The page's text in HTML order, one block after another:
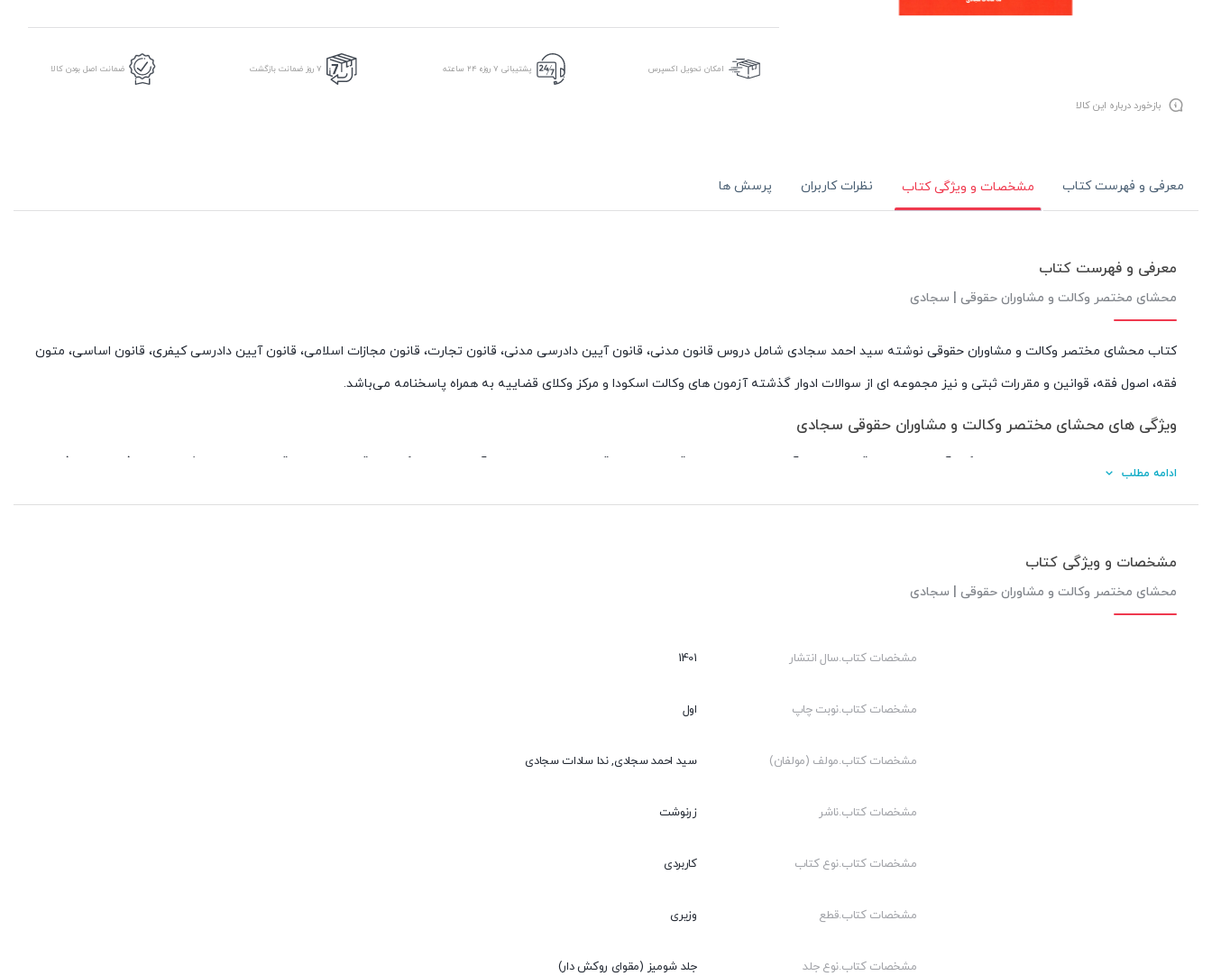
امکان تحویل اکسپرس پشتیبانی ۷ روزه ۲۴ ساعته 7 روز ضمانت بازگشت ضمانت اصل بودن کالا
بازخورد درباره این کالا
معرفی و فهرست کتاب مشخصات و ویژگی کتاب نظرات کاربران پرسش ها
معرفی و فهرست کتاب
محشای مختصر وکالت و مشاوران حقوقی | سجادی
کتاب محشای مختصر وکالت و مشاوران حقوقی نوشته سید احمد سجادی شامل دروس قانون مدنی، قانون آیین دادرسی مدنی، قانون تجارت، قانون مجازات اسلامی، قانون آیین دادرسی کیفری، قانون اساسی، متون
فقه، اصول فقه، قوانین و مقررات ثبتی و نیز مجموعه ای از سوالات ادوار گذشته آزمون های وکالت اسکودا و مرکز وکلای قضاییه به همراه پاسخنامه می‌باشد.
ویژگی های محشای مختصر وکالت و مشاوران حقوقی سجادی
بیان مهمترین مواد و مباحث پرتکرار آزمونی ۹ درس قانون مدنی، آیین دادرسی مدنی، قانون تجارت، قانون مجازات اسلامی، آیین دادرسی کیفری، قانون اساسی، قوانین و مقررات ثبتی، اصول فقه، متون فقه
آرای وحدت رویه مرتبط و آزمونی دیوان عالی کشور ذیل هر ماده
نظریات تفسیری و مشورتی شورای محترم نگهبان ذیل هر اصل
شرح و نکات آزمونی مرتبط ذیل هر اصل و ماده
ادامه مطلب
مشخصات و ویژگی کتاب
محشای مختصر وکالت و مشاوران حقوقی | سجادی
مشخصات کتاب.سال انتشار 1401
مشخصات کتاب.نوبت چاپ اول
مشخصات کتاب.مولف (مولفان) سید احمد سجادی, ندا سادات سجادی
مشخصات کتاب.ناشر زرنوشت
مشخصات کتاب.نوع کتاب کاربردی
مشخصات کتاب.قطع وزیری
مشخصات کتاب.نوع جلد جلد شومیز (مقوای روکش دار)